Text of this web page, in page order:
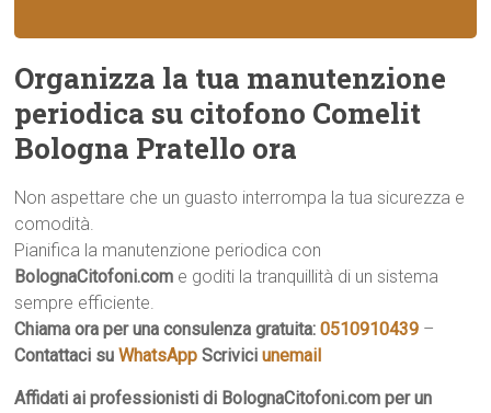
Organizza la tua manutenzione
periodica su citofono Comelit
Bologna Pratello ora
Non aspettare che un guasto interrompa la tua sicurezza e
comodità.
Pianifica la manutenzione periodica con
BolognaCitofoni.com e goditi la tranquillità di un sistema
sempre efficiente.
Chiama ora per una consulenza gratuita:0510910439 –
Contattaci suWhatsApp Scriviciunemail
Affidati ai professionisti di BolognaCitofoni.com per un